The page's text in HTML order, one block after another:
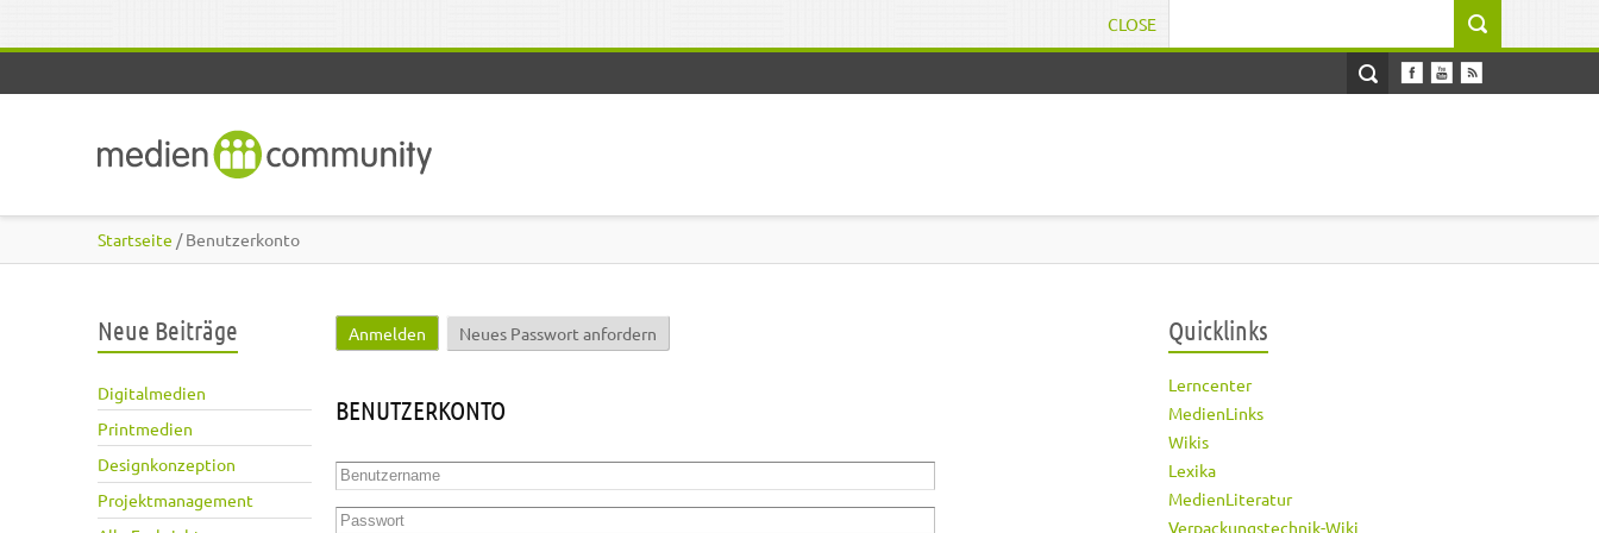
CLOSE
Startseite / Benutzerkonto
Neue Beiträge
Digitalmedien
Printmedien
Designkonzeption
Projektmanagement
Haupt-Reiter
Anmelden (aktiver Reiter)
Neues Passwort anfordern
BENUTZERKONTO
Benutzername
Passwort
Quicklinks
Lerncenter
MedienLinks
Wikis
Lexika
MedienLiteratur
Verpackungstechnik-Wiki